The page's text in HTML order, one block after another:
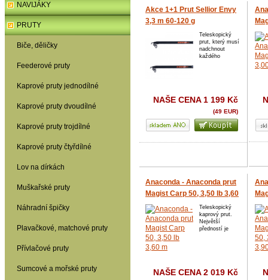
NAVIJÁKY
PRUTY
Biče, děličky
Feederové pruty
Kaprové pruty jednodílné
Kaprové pruty dvoudílné
Kaprové pruty trojdílné
Kaprové pruty čtyřdílné
Lov na dírkách
Muškařské pruty
Náhradní špičky
Plavačkové, matchové pruty
Přívlačové pruty
Sumcové a mořské pruty
Akce 1+1 Prut Sellior Envy
3,3 m 60-120 g
Teleskopický
prut, který musí
nadchnout
každého
NAŠE CENA 1 199 Kč
(49 EUR)
Anaconda - Anaconda prut
Magist Carp 50, 3,50 lb 3,60
m
Teleskopický
kaprový prut.
Největší
předností je
NAŠE CENA2 019 Kč
m